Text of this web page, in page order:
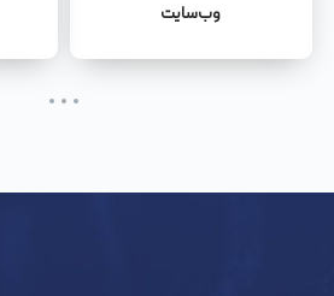
وب‌سایت